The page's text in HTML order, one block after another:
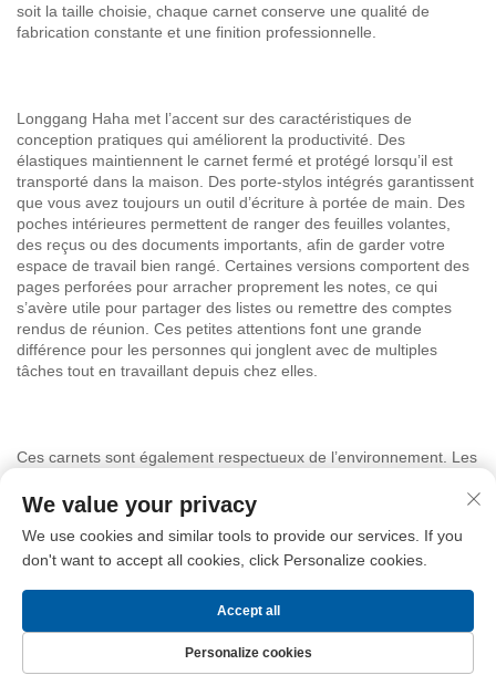
soit la taille choisie, chaque carnet conserve une qualité de
fabrication constante et une finition professionnelle.
Longgang Haha met l’accent sur des caractéristiques de
conception pratiques qui améliorent la productivité. Des
élastiques maintiennent le carnet fermé et protégé lorsqu’il est
transporté dans la maison. Des porte-stylos intégrés garantissent
que vous avez toujours un outil d’écriture à portée de main. Des
poches intérieures permettent de ranger des feuilles volantes,
des reçus ou des documents importants, afin de garder votre
espace de travail bien rangé. Certaines versions comportent des
pages perforées pour arracher proprement les notes, ce qui
s’avère utile pour partager des listes ou remettre des comptes
rendus de réunion. Ces petites attentions font une grande
différence pour les personnes qui jonglent avec de multiples
tâches tout en travaillant depuis chez elles.
Ces carnets sont également respectueux de l’environnement. Les
sources durables, vous permettant ainsi de réduire votre impact
environnemental sans compromettre la qualité. Longgang Haha
allie robustesse et durabilité, afin que vous puissiez choisir un
agenda conçu pour une utilisation à long terme en toute sérénité.
utiliser des matériaux responsables, tout en offrant un produit
haut de gamme.
We value your privacy
We use cookies and similar tools to provide our services. If you
don't want to accept all cookies, click Personalize cookies.
Personalize cookies
Accept all